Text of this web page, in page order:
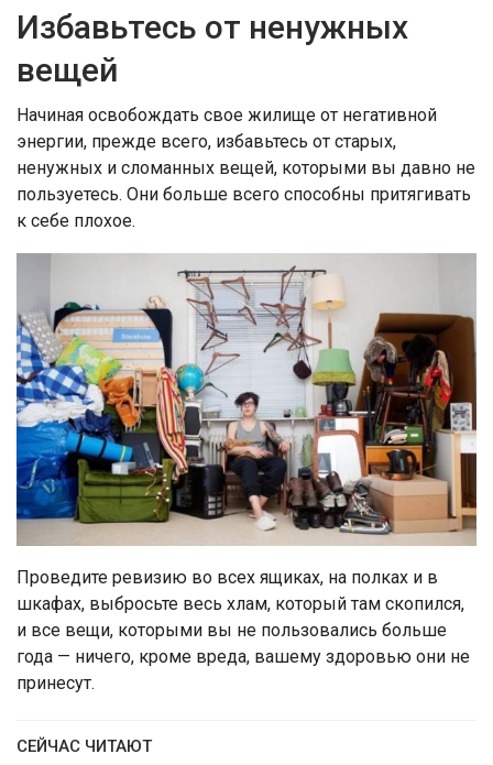
Избавьтесь от ненужных
вещей
Начиная освобождать свое жилище от негативной
энергии, прежде всего, избавьтесь от старых,
ненужных и сломанных вещей, которыми вы давно не
пользуетесь. Они больше всего способны притягивать
к себе плохое.
Проведите ревизию во всех ящиках, на полках и в
шкафах, выбросьте весь хлам, который там скопился,
и все вещи, которыми вы не пользовались больше
года — ничего, кроме вреда, вашему здоровью они не
принесут.
СЕЙЧАС ЧИТАЮТ